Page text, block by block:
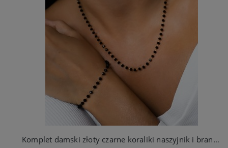
Komplet damski złoty czarne koraliki naszyjnik i bransoletka